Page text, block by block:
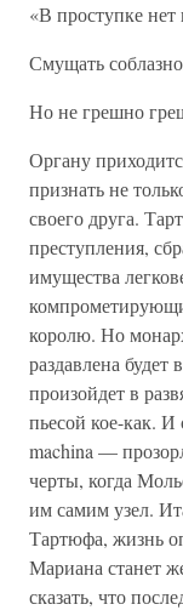
«В проступке нет
Смущать
Но не грешно
Органу
признать не
своего друга.
преступления,
имущества
королю. Но
раздавлена будет
произойдет в
пьесой кое-как. И
machina —
черты, когда
им самим узел.
Тартюфа, жизнь
Мариана станет
сказать, что